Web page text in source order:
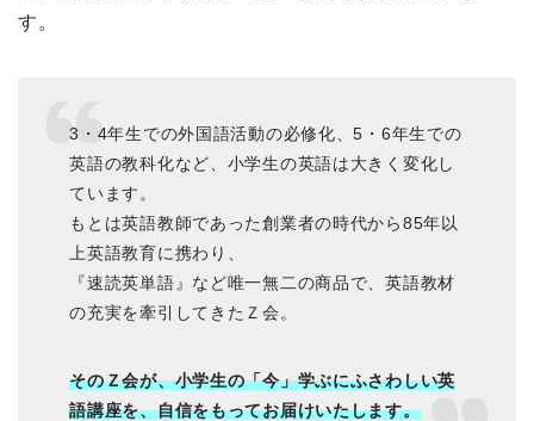
す。
3・4年生での外国語活動の必修化、5・6年生での
英語の教科化など、小学生の英語は大きく変化し
ています。
もとは英語教師であった創業者の時代から85年以
上英語教育に携わり、
『速読英単語』など唯一無二の商品で、英語教材
の充実を牽引してきたＺ会。
そのＺ会が、小学生の「今」学ぶにふさわしい英
語講座を、自信をもってお届けいたします。